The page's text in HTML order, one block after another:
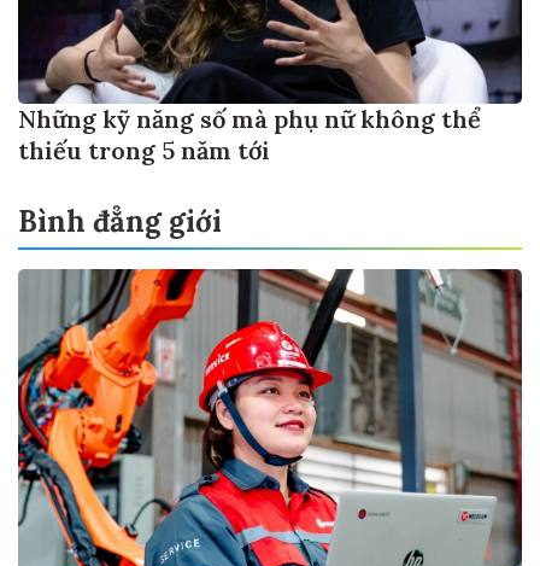
Những kỹ năng số mà phụ nữ không thể
thiếu trong 5 năm tới
Bình đẳng giới